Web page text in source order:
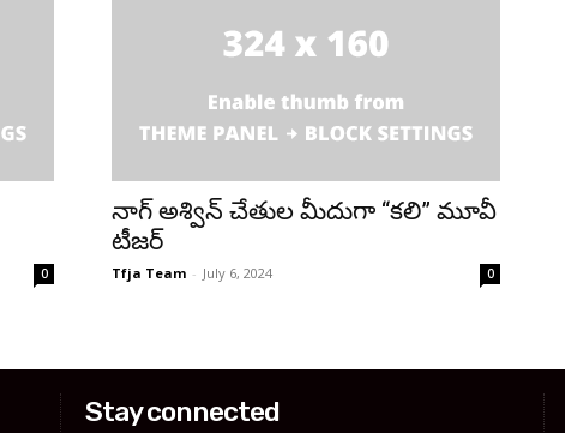
0
నాగ్ అశ్విన్ చేతుల మీదుగా “కలి” మూవీ
టీజర్
Tfja Team - July 6, 2024 0
Stay connected